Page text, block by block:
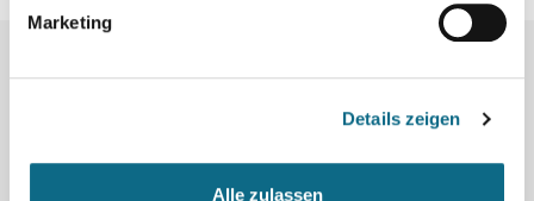
Marketing
Details zeigen
Alle zulassen
Mehr Jobs: